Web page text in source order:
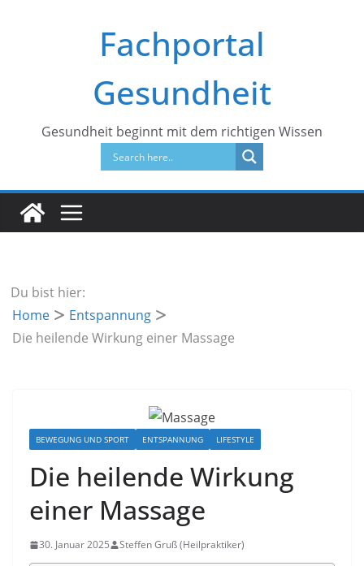
Fachportal
Gesundheit
Gesundheit beginnt mit dem richtigen Wissen
Du bist hier:
Home
Entspannung
Die heilende Wirkung einer Massage
BEWEGUNG UND SPORT ENTSPANNUNG LIFESTYLE
Die heilende Wirkung
einer Massage
30. Januar 2025 Steffen Gruß (Heilpraktiker)